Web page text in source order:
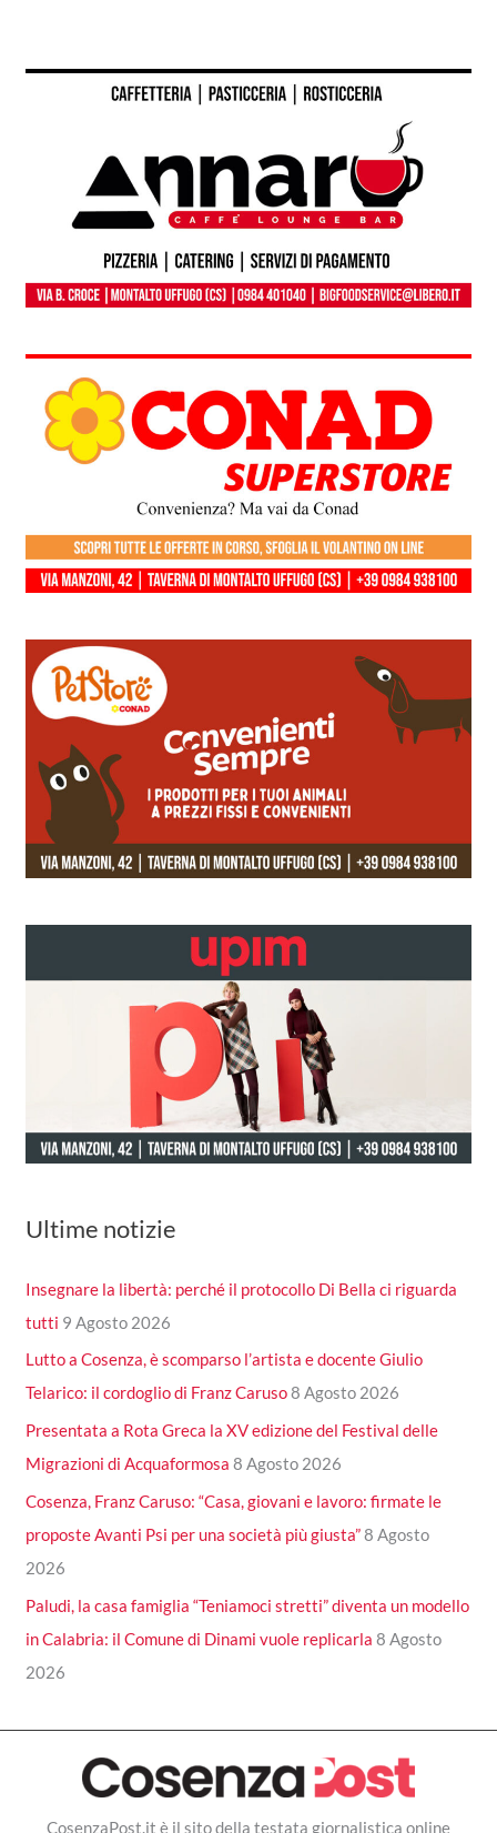
Ultime notizie
Insegnare la libertà: perché il protocollo Di Bella ci riguarda
tutti 9 Agosto 2026
Lutto a Cosenza, è scomparso l’artista e docente Giulio
Telarico: il cordoglio di Franz Caruso8 Agosto 2026
Presentata a Rota Greca la XV edizione del Festival delle
Migrazioni di Acquaformosa 8 Agosto 2026
Cosenza, Franz Caruso: “Casa, giovani e lavoro: firmate le
proposte Avanti Psi per una società più giusta”8 Agosto
2026
Paludi, la casa famiglia “Teniamoci stretti” diventa un modello
in Calabria: il Comune di Dinami vuole replicarla 8 Agosto
2026
CosenzaPost.it è il sito della testata giornalistica online